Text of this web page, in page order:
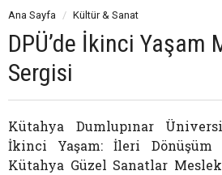
Ana Sayfa Kültür & Sanat
DPÜ’de İkinci Yaşam
Sergisi
Kütahya Dumlupınar
İkinci Yaşam: İleri Dönüşüm
Kütahya Güzel Sanatlar